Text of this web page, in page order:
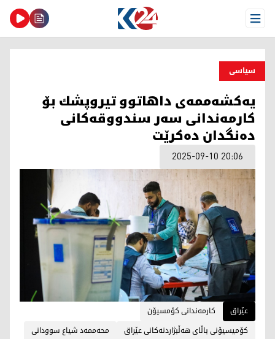
Open Menu
سیاسی
یه‌كشه‌ممه‌ی داهاتوو تیروپشك بۆ
كارمه‌ندانی سه‌ر سندووقه‌كانی
ده‌نگدان ده‌كرێت
2025-09-10 20:06
عێراق
کارمەندانی کۆمسیۆن
کۆمیسیۆنی باڵای هەڵبژاردنەکانی عێراق
محەممەد شیاع سوودانی